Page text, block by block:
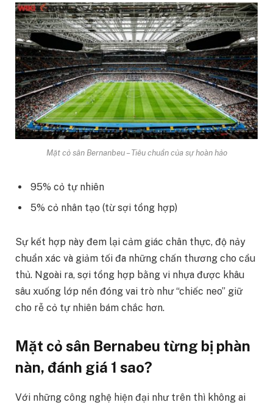
Mặt cỏ sân Bernanbeu – Tiêu chuẩn của sự hoàn hảo
95% cỏ tự nhiên
5% cỏ nhân tạo (từ sợi tổng hợp)
Sự kết hợp này đem lại cảm giác chân thực, độ nảy
chuẩn xác và giảm tối đa những chấn thương cho cầu
thủ. Ngoài ra, sợi tổng hợp bằng vi nhựa được khâu
sâu xuống lớp nền đóng vai trò như “chiếc neo” giữ
cho rễ cỏ tự nhiên bám chắc hơn.
Mặt cỏ sân Bernabeu từng bị phàn
nàn, đánh giá 1 sao?
Với những công nghệ hiện đại như trên thì không ai